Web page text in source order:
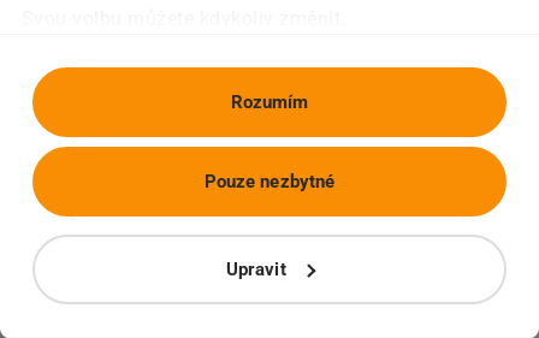
Rozumím
Upravit
Pouze nezbytné